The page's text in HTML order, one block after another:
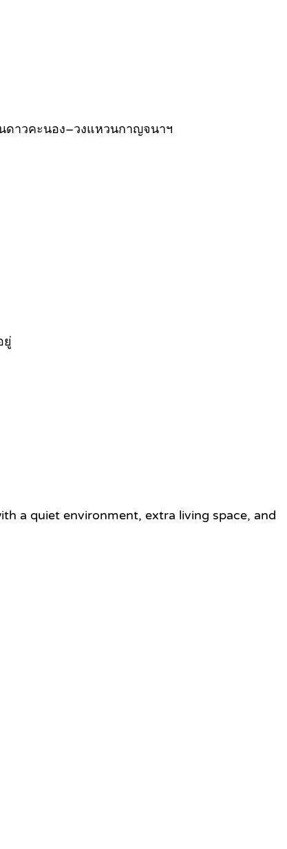
ดาวคะนอง–วงแหวนกาญจนาฯ
ยู่
a quiet environment, extra living space, and